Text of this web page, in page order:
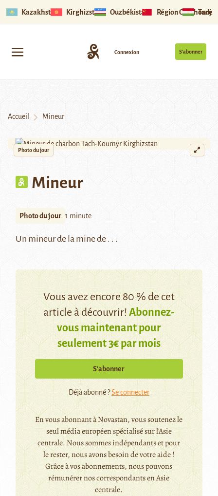
Kazakhstan Kirghizstan Ouzbékistan Région Ouïghoure
S’abonner
Connexion
Accueil Mineur
Photo du jour
Mineur
Photo du jour 1 minute
Un mineur de la mine de . . .
Vous avez encore 80 % de cet
article à découvrir!Abonnez-
vous maintenant pour
seulement 3€ par mois
S’abonner
Déjà abonné ?Se connecter
En vous abonnant à Novastan, vous soutenez le
seul média européen spécialisé sur l'Asie
centrale. Nous sommes indépendants et pour
le rester, nous avons besoin de votre aide !
Grâce à vos abonnements, nous pouvons
rémunérer nos correspondants en Asie
centrale.